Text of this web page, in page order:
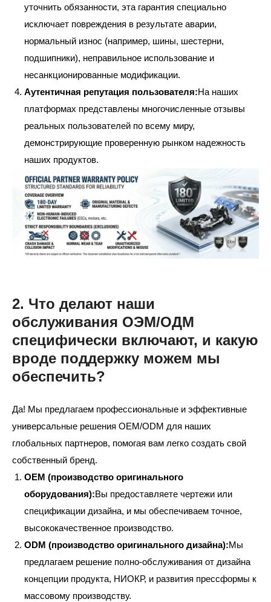
уточнить обязанности, эта гарантия специально
исключает повреждения в результате аварии,
нормальный износ (например, шины, шестерни,
подшипники), неправильное использование и
несанкционированные модификации.
Аутентичная репутация пользователя:На наших
платформах представлены многочисленные отзывы
реальных пользователей по всему миру,
демонстрирующие проверенную рынком надежность
наших продуктов.
2. Что делают наши
обслуживания ОЭМ/ОДМ
специфически включают, и какую
вроде поддержку можем мы
обеспечить?
Да! Мы предлагаем профессиональные и эффективные
универсальные решения OEM/ODM для наших
глобальных партнеров, помогая вам легко создать свой
собственный бренд.
OEM (производство оригинального
оборудования):Вы предоставляете чертежи или
спецификации дизайна, и мы обеспечиваем точное,
высококачественное производство.
ODM (производство оригинального дизайна):Мы
предлагаем решение полно-обслуживания от дизайна
концепции продукта, НИОКР, и развития прессформы к
массовому производству.